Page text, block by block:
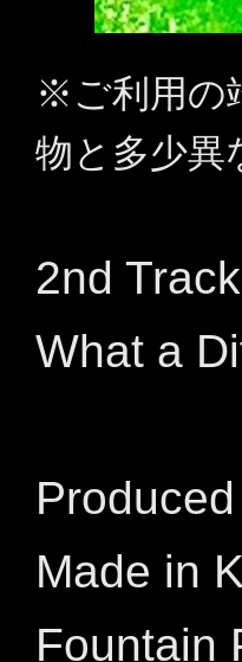
※ご利用の
物と多少異
2nd
What a
Made in
Fountain